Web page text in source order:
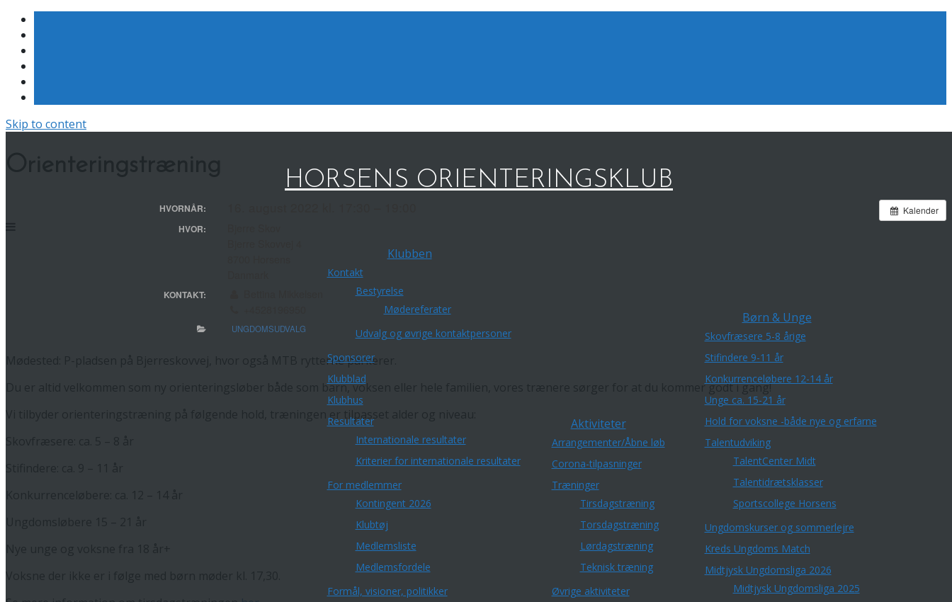
Skip to content
HORSENS ORIENTERINGSKLUB
Klubben
Kontakt
Bestyrelse
Mødereferater
Udvalg og øvrige kontaktpersoner
Sponsorer
Klubblad
Klubhus
Resultater
Internationale resultater
Kriterier for internationale resultater
For medlemmer
Kontingent 2026
Klubtøj
Medlemsliste
Medlemsfordele
Formål, visioner, politikker
Aktiviteter
Arrangementer/Åbne løb
Corona-tilpasninger
Træninger
Tirsdagstræning
Torsdagstræning
Lørdagstræning
Teknisk træning
Øvrige aktiviteter
Børn & Unge
Skovfræsere 5-8 årige
Stifindere 9-11 år
Konkurrenceløbere 12-14 år
Unge ca. 15-21 år
Hold for voksne -både nye og erfarne
Talentudviking
TalentCenter Midt
Talentidrætsklasser
Sportscollege Horsens
Ungdomskurser og sommerlejre
Kreds Ungdoms Match
Midtjysk Ungdomsliga 2026
Midtjysk Ungdomsliga 2025
Kalender
HVORNÅR:
HVOR:
KONTAKT:
UNGDOMSUDVALG
Mødested: P-pladsen på Bjerreskovvej, hvor også MTB rytterne parkerer.
Du er altid velkommen som ny orienteringsløber både som barn, voksen eller hele familien, vores trænere sørger for at du kommer godt i gang!
Vi tilbyder orienteringstræning på følgende hold, træningen er tilpasset alder og niveau: